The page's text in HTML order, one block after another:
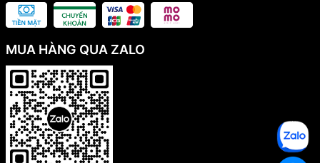
MUA HÀNG QUA ZALO